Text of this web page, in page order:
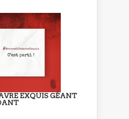
EXQUIS GÉANT